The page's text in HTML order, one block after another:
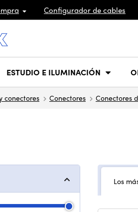
Configurador de cables
ESTUDIO E ILUMINACIÓN
conectores Conectores Conectores
Los